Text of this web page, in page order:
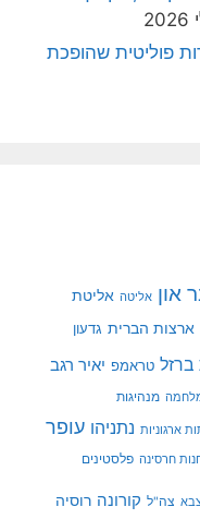
פוליטית שהופכת
און אליטה אליטת
ארצות הברית גדעון
טראמפ יאיר רגב
מנהיגות
ארגוניות נתניהו עופר
חרסינה פלסטינים
צה"ל קורונה רוסיה